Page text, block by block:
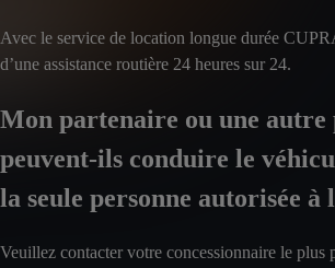
Avec le service de location longue durée
d’une assistance routière 24 heures sur 24.
Mon partenaire ou une autre
peuvent-ils conduire le
la seule personne autorisée à
Veuillez contacter votre concessionnaire le plus